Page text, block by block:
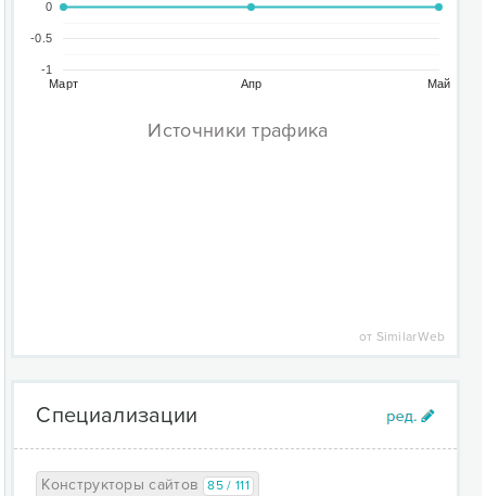
Март Апр Май
-1
-0.5
0
Источники трафика
от SimilarWeb
Специализации
Конструкторы сайтов 85 / 111